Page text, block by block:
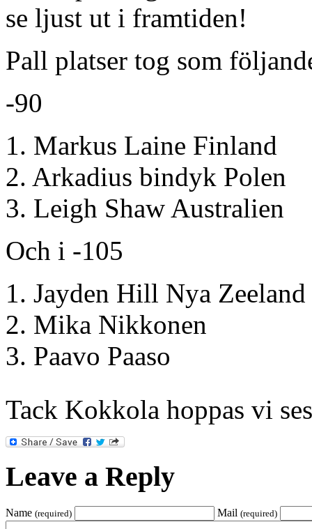
se ljust ut i framtiden!
Pall platser tog som
-90
1. Markus Laine Finland
2. Arkadius bindyk Polen
3. Leigh Shaw Australien
Och i -105
1. Jayden Hill Nya Zeeland
2. Mika Nikkonen
3. Paavo Paaso
Tack Kokkola hoppas vi
Leave a Reply
Name (required) Mail (required)